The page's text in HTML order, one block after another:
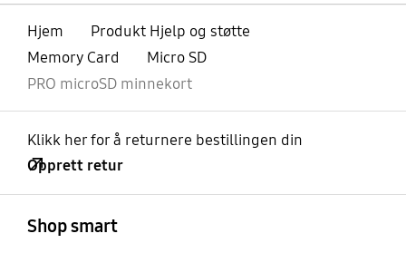
Hjem
Produkt Hjelp og støtte
Memory Card
Micro SD
PRO microSD minnekort
Klikk her for å returnere bestillingen din
Opprett retur
Shop smart